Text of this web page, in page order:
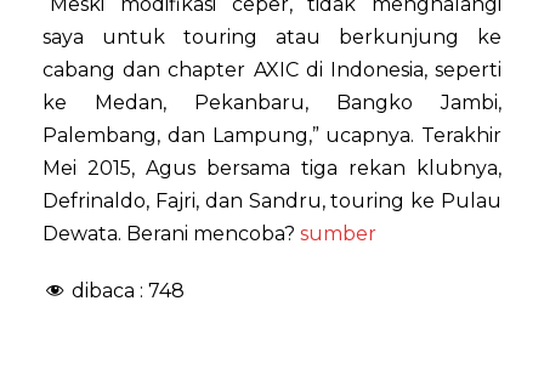
saya untuk touring atau berkunjung ke
cabang dan chapter AXIC di Indonesia, seperti
ke Medan, Pekanbaru, Bangko Jambi,
Palembang, dan Lampung,” ucapnya. Terakhir
Mei 2015, Agus bersama tiga rekan klubnya,
Defrinaldo, Fajri, dan Sandru, touring ke Pulau
Dewata. Berani mencoba? sumber
dibaca : 748